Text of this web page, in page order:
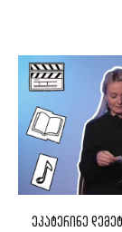
ᲔᲙᲐᲢᲔᲠᲘᲜᲔ